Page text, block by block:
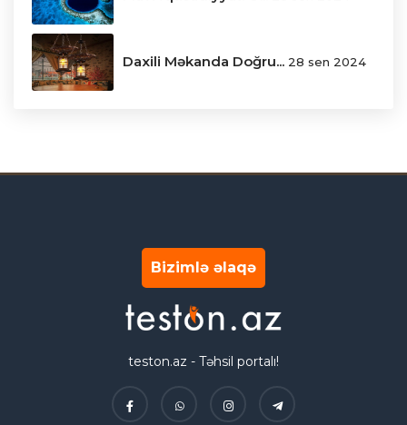
Daxili Məkanda Doğru... 28 sen 2024
Bizimlə əlaqə
teston.az - Təhsil portalı!